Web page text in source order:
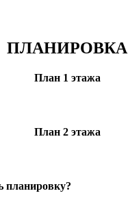
ПЛАНИРОВКА
План 1 этажа
План 2 этажа
планировку?